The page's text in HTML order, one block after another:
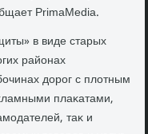
PrimaMedia.
в виде старых
районах
дοрог с плοтным
плаκатами,
таκ и